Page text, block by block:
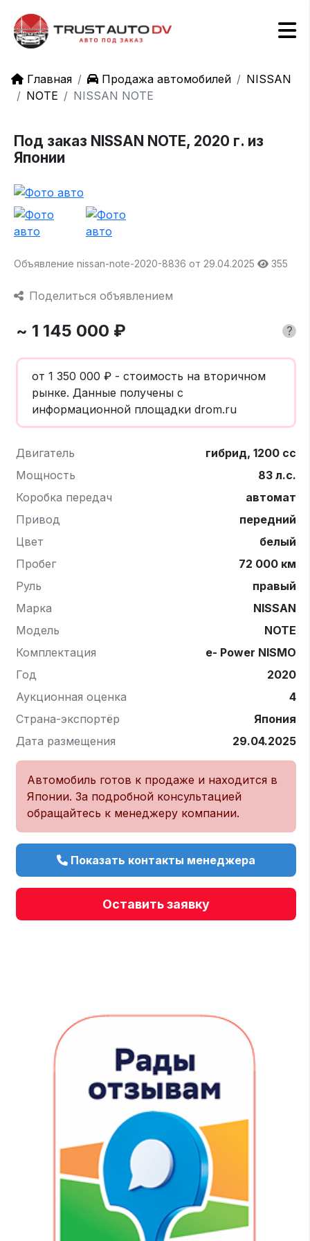
Главная Продажа автомобилей
NISSAN
NOTE
NISSAN NOTE
Под заказ NISSAN NOTE, 2020 г. из
Японии
Объявление nissan-note-2020-8836 от 29.04.2025 355
Поделиться объявлением
~ 1 145 000 ₽ ?
от 1 350 000 ₽ - стоимость на вторичном
рынке. Данные получены с
информационной площадки drom.ru
Двигатель
гибрид, 1200 cc
Мощность
83 л.с.
Коробка передач
автомат
Привод
передний
Цвет
белый
Пробег
72 000 км
Руль
правый
Марка
NISSAN
Модель
NOTE
Комплектация
e- Power NISMO
Год
2020
Аукционная оценка
4
Страна-экспортёр
Япония
Дата размещения
29.04.2025
Автомобиль готов к продаже и находится в
Японии. За подробной консультацией
обращайтесь к менеджеру компании.
Показать контакты менеджера
Оставить заявку